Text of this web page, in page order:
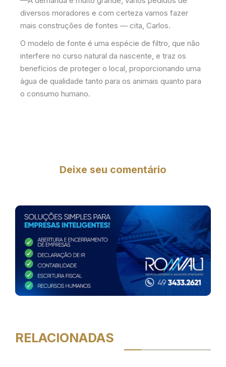
diversos moradores e com certeza vamos fazer
mais construções de fontes — cita, Carlos.
O modelo de fonte é uma espécie de filtro, que não
interfere no curso natural da nascente, e traz os
benefícios de proteger o local, proporcionando uma
água de qualidade tanto para os animais quanto para
o consumo humano.
Deixe seu comentário
RELACIONADAS